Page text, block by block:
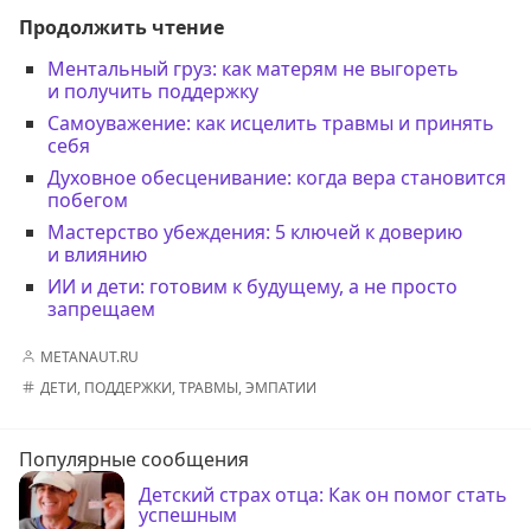
Продолжить чтение
Ментальный груз: как матерям не выгореть
и получить поддержку
Самоуважение: как исцелить травмы и принять
себя
Духовное обесценивание: когда вера становится
побегом
Мастерство убеждения: 5 ключей к доверию
и влиянию
ИИ и дети: готовим к будущему, а не просто
запрещаем
METANAUT.RU
ДЕТИ, ПОДДЕРЖКИ,ТРАВМЫ,ЭМПАТИИ
Популярные сообщения
Детский страх отца: Как он помог стать
успешным